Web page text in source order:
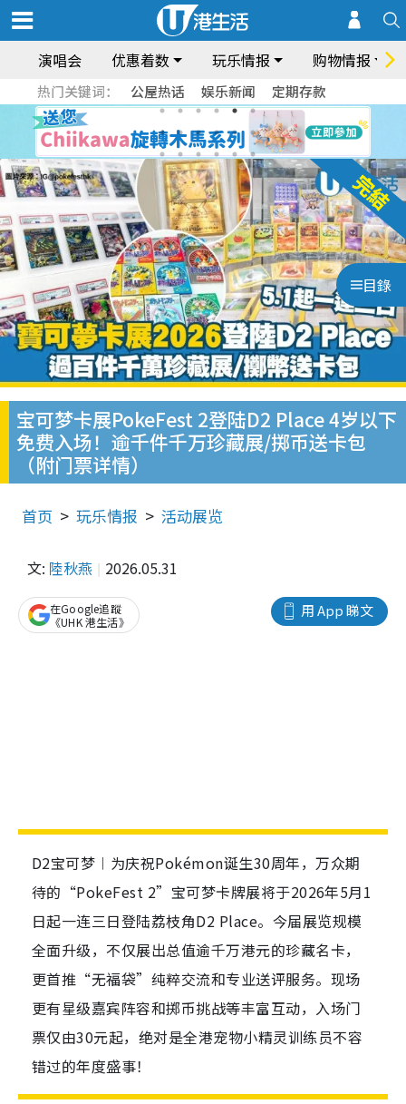
演唱会 优惠着数 玩乐情报 购物情报
热门关键词： 公屋热话 娱乐新闻 定期存款
目錄
宝可梦卡展PokeFest 2登陆D2 Place 4岁以下
免费入场！逾千件千万珍藏展/掷币送卡包
（附门票详情）
首页 玩乐情报 活动展览
文: 陸秋燕 2026.05.31
用 App 睇文
在Google追蹤
《UHK 港生活》
D2宝可梦︱为庆祝Pokémon诞生30周年，万众期
待的“PokeFest 2”宝可梦卡牌展将于2026年5月1
日起一连三日登陆荔枝角D2 Place。今届展览规模
全面升级，不仅展出总值逾千万港元的珍藏名卡，
更首推“无福袋”纯粹交流和专业送评服务。现场
更有星级嘉宾阵容和掷币挑战等丰富互动，入场门
票仅由30元起，绝对是全港宠物小精灵训练员不容
错过的年度盛事！